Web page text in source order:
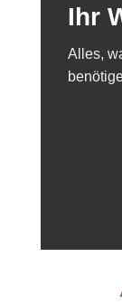
Ihr
Alles,